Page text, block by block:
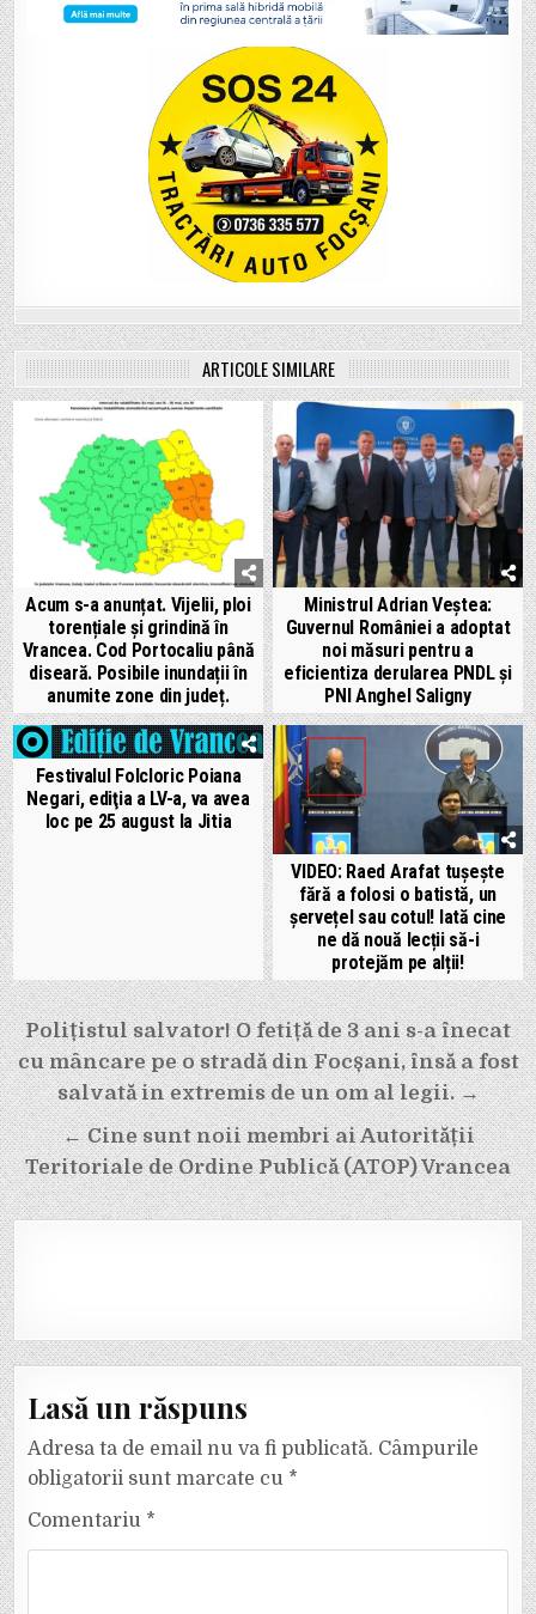
ARTICOLE SIMILARE
Acum s-a anunțat. Vijelii, ploi
torențiale și grindină în
Vrancea. Cod Portocaliu până
diseară. Posibile inundații în
anumite zone din județ.
Ministrul Adrian Veștea:
Guvernul României a adoptat
noi măsuri pentru a
eficientiza derularea PNDL și
PNI Anghel Saligny
Festivalul Folcloric Poiana
Negari, ediţia a LV-a, va avea
loc pe 25 august la Jitia
VIDEO: Raed Arafat tușește
fără a folosi o batistă, un
șervețel sau cotul! Iată cine
ne dă nouă lecții să-i
protejăm pe alții!
Navigare
în
articole
Polițistul salvator! O fetiță de 3 ani s-a înecat
cu mâncare pe o stradă din Focșani, însă a fost
salvată in extremis de un om al legii. →
← Cine sunt noii membri ai Autorității
Teritoriale de Ordine Publică (ATOP) Vrancea
Lasă un răspuns
Adresa ta de email nu va fi publicată. Câmpurile
obligatorii sunt marcate cu *
Comentariu *